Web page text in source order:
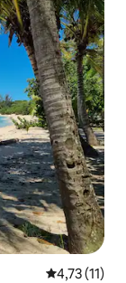
4,73 de uma
4,73 (11)